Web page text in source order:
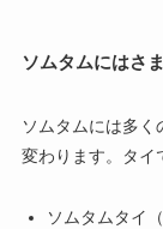
ソムタムにはさ
ソムタムには多
変わります。タイ
ソムタムタイ